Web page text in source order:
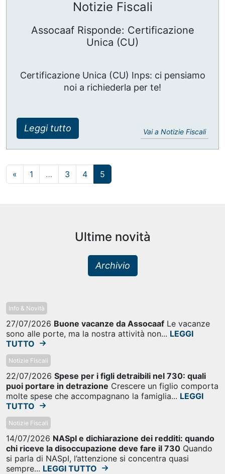
Notizie Fiscali
Assocaaf Risponde: Certificazione
Unica (CU)
Certificazione Unica (CU) Inps: ci pensiamo
noi a richiederla per te!
Leggi tutto Vai a Notizie Fiscali
Navigazione degli articoli
« 1 … 3 4 5
Ultime novità
Archivio
Info & Novità
27/07/2026 Buone vacanze da Assocaaf Le vacanze
sono alle porte, ma la nostra attività non... LEGGI
TUTTO
Notizie Fiscali
22/07/2026 Spese per i figli detraibili nel 730: quali
puoi portare in detrazione Crescere un figlio comporta
molte spese che accompagnano la famiglia... LEGGI
TUTTO
Notizie Fiscali
14/07/2026 NASpI e dichiarazione dei redditi: quando
chi riceve la disoccupazione deve fare il 730 Quando
si parla di NASpI, l’attenzione si concentra quasi
sempre... LEGGI TUTTO